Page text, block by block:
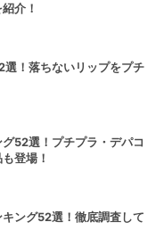
介！
！落ちないリップをプチ
52選！プチプラ・デパコ
登場！
ング52選！徹底調査して